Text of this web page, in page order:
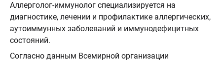
Аллерголог-иммунолог специализируется на
диагностике, лечении и профилактике аллергических,
аутоиммунных заболеваний и иммунодефицитных
состояний.
Согласно данным Всемирной организации